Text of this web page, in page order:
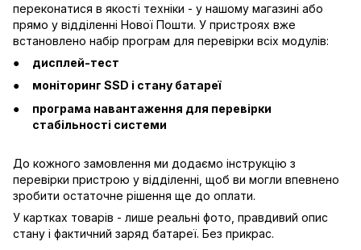
переконатися в якості техніки - у нашому магазині або
прямо у відділенні Нової Пошти. У пристроях вже
встановлено набір програм для перевірки всіх модулів:
дисплей-тест
моніторинг SSD і стану батареї
програма навантаження для перевірки
стабільності системи
До кожного замовлення ми додаємо інструкцію з
перевірки пристрою у відділенні, щоб ви могли впевнено
зробити остаточне рішення ще до оплати.
У картках товарів - лише реальні фото, правдивий опис
стану і фактичний заряд батареї. Без прикрас.